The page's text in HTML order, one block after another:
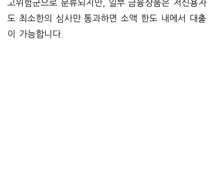
고위험군으로 분류되지만, 일부 금융상품은 저신용자
도 최소한의 심사만 통과하면 소액 한도 내에서 대출
이 가능합니다.